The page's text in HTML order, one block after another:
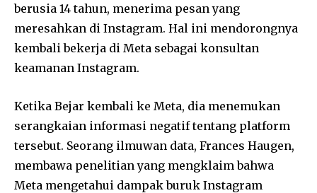
berusia 14 tahun, menerima pesan yang
meresahkan di Instagram. Hal ini mendorongnya
kembali bekerja di Meta sebagai konsultan
keamanan Instagram.
Ketika Bejar kembali ke Meta, dia menemukan
serangkaian informasi negatif tentang platform
tersebut. Seorang ilmuwan data, Frances Haugen,
membawa penelitian yang mengklaim bahwa
Meta mengetahui dampak buruk Instagram